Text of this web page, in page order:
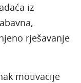
iz
rješavanje
motivacije